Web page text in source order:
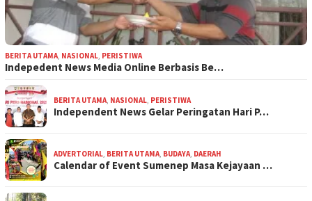
BERITA UTAMA, NASIONAL, PERISTIWA
Indepedent News Media Online Berbasis Be…
BERITA UTAMA, NASIONAL, PERISTIWA
Independent News Gelar Peringatan Hari P…
ADVERTORIAL, BERITA UTAMA, BUDAYA, DAERAH
Calendar of Event Sumenep Masa Kejayaan …